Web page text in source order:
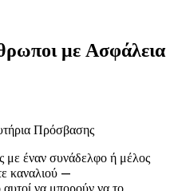
με Ασφάλεια
Πρόσβασης
έναν συνάδελφο ή μέλος
καναλιού —